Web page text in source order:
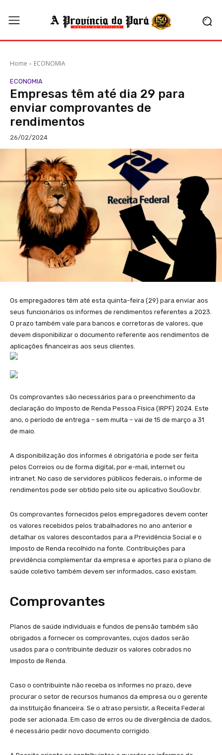
Home ECONOMIA
ECONOMIA
Empresas têm até dia 29 para
enviar comprovantes de
rendimentos
26/02/2024
Os empregadores têm até esta quinta-feira (29) para enviar aos
seus funcionários os informes de rendimentos referentes a 2023.
O prazo também vale para bancos e corretoras de valores, que
devem disponibilizar o documento referente aos rendimentos de
aplicações financeiras aos seus clientes.
Os comprovantes são necessários para o preenchimento da
declaração do Imposto de Renda Pessoa Física (IRPF) 2024. Este
ano, o período de entrega – sem multa – vai de 15 de março a 31
de maio.
A disponibilização dos informes é obrigatória e pode ser feita
pelos Correios ou de forma digital, por e-mail, internet ou
intranet. No caso de servidores públicos federais, o informe de
rendimentos pode ser obtido pelo site ou aplicativo SouGov.br.
Os comprovantes fornecidos pelos empregadores devem conter
os valores recebidos pelos trabalhadores no ano anterior e
detalhar os valores descontados para a Previdência Social e o
Imposto de Renda recolhido na fonte. Contribuições para
previdência complementar da empresa e aportes para o plano de
saúde coletivo também devem ser informados, caso existam.
Comprovantes
Planos de saúde individuais e fundos de pensão também são
obrigados a fornecer os comprovantes, cujos dados serão
usados para o contribuinte deduzir os valores cobrados no
Imposto de Renda.
Caso o contribuinte não receba os informes no prazo, deve
procurar o setor de recursos humanos da empresa ou o gerente
da instituição financeira. Se o atraso persistir, a Receita Federal
pode ser acionada. Em caso de erros ou de divergência de dados,
é necessário pedir novo documento corrigido.